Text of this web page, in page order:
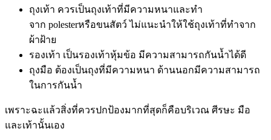
ถุงเท้า ควรเป็นถุงเท้าที่มีความหนาและทำ
จาก polesterหรือขนสัตว์ ไม่แนะนำให้ใช้ถุงเท้าที่ทำจาก
ผ้าฝ้าย
รองเท้า เป็นรองเท้าหุ้มข้อ มีความสามารถกันน้ำได้ดี
ถุงมือ ต้องเป็นถุงที่มีความหนา ด้านนอกมีความสามารถ
ในการกันน้ำ
เพราะฉะแล้วสิ่งที่ควรปกป้องมากที่สุดก็คือบริเวณ ศีรษะ มือ
และเท้านั้นเอง